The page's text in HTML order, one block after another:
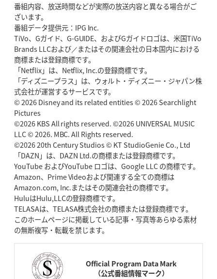
番組内容、放送時間などが実際の放送内容と異なる場合がご
ざいます。
番組データ提供元：IPG Inc.
TiVo、Gガイド、G-GUIDE、およびGガイドロゴは、米国TiVo
Brands LLCおよび／またはその関連会社の日本国内における
商標または登録商標です。
「Netflix」は、Netflix, Inc.の登録商標です。
「ディズニープラス」は、ウォルト・ディズニー・ジャパン株
式会社が運営するサービスです。
© 2026 Disney and its related entities © 2026 Searchlight
Pictures
©2026 KBS All rights reserved. ©2026 UNIVERSAL MUSIC
LLC © 2026. MBC. All Rights reserved.
©2026 20th Century Studios © KT StudioGenie Co., Ltd
「DAZN」は、DAZN Ltd.の商標または登録商標です。
YouTube およびYouTube ロゴは、Google LLC の商標です。
Amazon、Prime Videoおよび関連する全ての商標は
Amazon.com, Inc.またはその関連会社の商標です。
HuluはHulu,LLCの登録商標です。
TELASAは、TELASA株式会社の商標または登録商標です。
このホームページに掲載している記事・写真等あらゆる素材
の無断複写・転載を禁じます。
Official Program Data Mark
（公式番組情報マーク）